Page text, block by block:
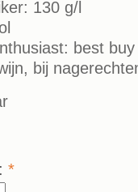
130 g/l
best
bij
*